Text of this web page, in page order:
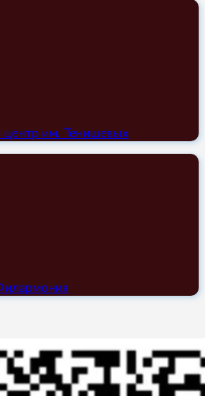
центр им. Тенишевых